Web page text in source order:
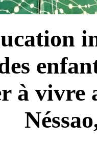
à vivre